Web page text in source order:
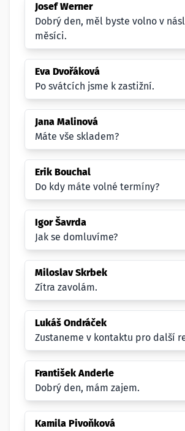
Josef Werner
Dobrý den, měl byste volno v
měsíci.
Eva Dvořáková
Po svátcích jsme k zastižní.
Jana Malinová
Máte vše skladem?
Erik Bouchal
Do kdy máte volné termíny?
Igor Šavrda
Jak se domluvíme?
Miloslav Skrbek
Zítra zavolám.
Lukáš Ondráček
Zustaneme v kontaktu pro další
František Anderle
Dobrý den, mám zajem.
Kamila Pivoňková